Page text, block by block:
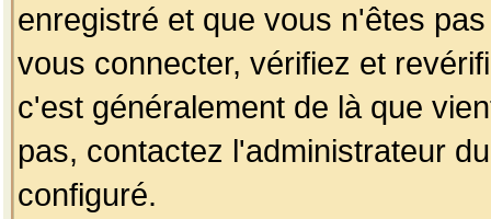
enregistré et que vous n'êtes
vous connecter, vérifiez et
c'est généralement de là que
pas, contactez l'administrateur
configuré.